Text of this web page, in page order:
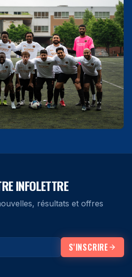
INFOLETTRE
résultats et offres
S'INSCRIRE